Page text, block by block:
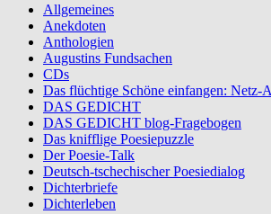
Allgemeines
Anekdoten
Anthologien
Augustins Fundsachen
CDs
Das flüchtige Schöne einfangen: Netz-
DAS GEDICHT
DAS GEDICHT blog-Fragebogen
Das knifflige Poesiepuzzle
Der Poesie-Talk
Deutsch-tschechischer Poesiedialog
Dichterbriefe
Dichterleben